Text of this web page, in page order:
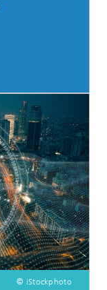
© iStockphoto